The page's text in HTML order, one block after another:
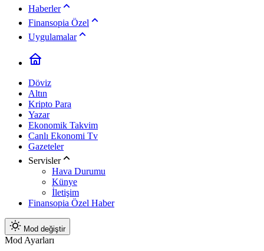
Haberler
Finansopia Özel
Uygulamalar
Döviz
Altın
Kripto Para
Yazar
Ekonomik Takvim
Canlı Ekonomi Tv
Gazeteler
Servisler
Hava Durumu
Künye
İletişim
Finansopia Özel Haber
Mod değiştir
Mod Ayarları